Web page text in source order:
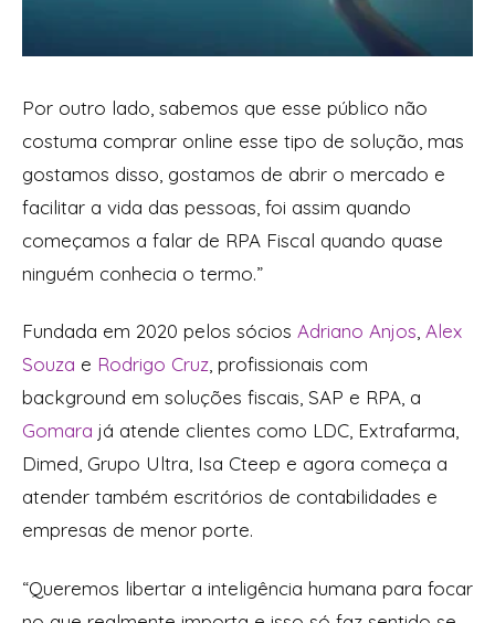
Por outro lado, sabemos que esse público não
costuma comprar online esse tipo de solução, mas
gostamos disso, gostamos de abrir o mercado e
facilitar a vida das pessoas, foi assim quando
começamos a falar de RPA Fiscal quando quase
ninguém conhecia o termo.”
Fundada em 2020 pelos sócios Adriano Anjos, Alex
Souza e Rodrigo Cruz, profissionais com
background em soluções fiscais, SAP e RPA, a
Gomara já atende clientes como LDC, Extrafarma,
Dimed, Grupo Ultra, Isa Cteep e agora começa a
atender também escritórios de contabilidades e
empresas de menor porte.
“Queremos libertar a inteligência humana para focar